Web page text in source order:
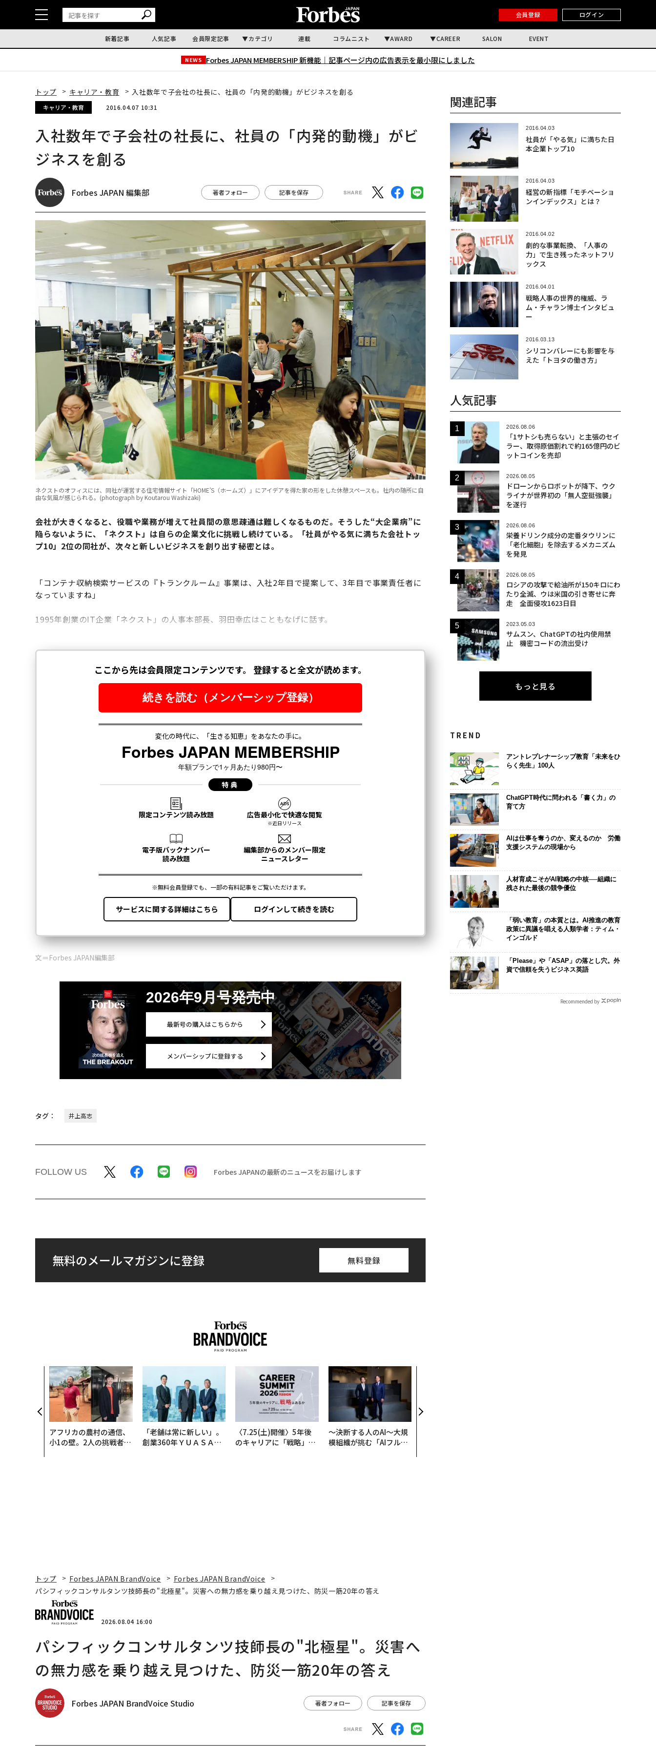
会員登録 ログイン
新着記事 人気記事 会員限定記事 カテゴリ 連載 コラムニスト AWARD CAREER SALON EVENT
NEWS Forbes JAPAN MEMBERSHIP 新機能｜ 記事ページ内の広告表示を最小限にしました
トップ キャリア・教育 入社数年で子会社の社長に、社員の「内発的動機」がビジネスを創る
キャリア・教育 2016.04.07 10:31
入社数年で子会社の社長に、社員の「内発的動機」がビ
ジネスを創る
Forbes JAPAN 編集部 著者フォロー 記事を保存
ネクストのオフィスには、同社が運営する住宅情報サイト「HOME’S（ホームズ）」にアイデアを得た家の形をした休憩スペースも。社内の随所に自
由な気風が感じられる。(photograph by Koutarou Washizaki)
会社が大きくなると、役職や業務が増えて社員間の意思疎通は難しくなるものだ。そうした“大企業病”に
陥らないように、「ネクスト」は自らの企業文化に挑戦し続けている。「社員がやる気に満ちた会社トッ
プ10」 2位の同社が、次々と新しいビジネスを創り出す秘密とは。
「コンテナ収納検索サービスの『トランクルーム』事業は、入社2年目で提案して、3年目で事業責任者に
なっていますね」
1995年創業のIT企業「ネクスト」の人事本部長、羽田幸広はこともなげに話す。
文＝Forbes JAPAN編集部
2026年9月号発売中
最新号の購入はこちらから
メンバーシップに登録する
タグ： 井上高志
FOLLOW US Forbes JAPANの最新のニュースをお届けします
無料のメールマガジンに登録 無料登録
アフリカの農村の通信、
小1の壁。2人の挑戦者が
「老舗は常に新しい」。
創業360年ＹＵＡＳＡと
〈7.25(土)開催〉5年後
のキャリアに「戦略」は
〜決断する人のAI〜大規
模組織が挑む「AIフル実
関連記事
2016.04.03
社員が「やる気」に満ちた日
本企業トップ10
2016.04.03
経営の新指標「モチベーショ
ンインデックス」とは？
2016.04.02
劇的な事業転換、「人事の
力」で生き残ったネットフリ
ックス
2016.04.01
戦略人事の世界的権威、ラ
ム・チャラン博士インタビュ
ー
2016.03.13
シリコンバレーにも影響を与
えた「トヨタの働き方」
人気記事
2026.08.06
「1サトシも売らない」と主張のセイ
ラー、取得原価割れで約165億円のビ
ットコインを売却
2026.08.05
ドローンからロボットが降下、ウク
ライナが世界初の「無人空挺強襲」
を遂行
2026.08.06
栄養ドリンク成分の定番タウリンに
「老化細胞」を除去するメカニズム
を発見
2026.08.05
ロシアの攻撃で給油所が150キロにわ
たり全滅、ウは米国の引き寄せに奔
走 全面侵攻1623日目
2023.05.03
サムスン、ChatGPTの社内使用禁
止 機密コードの流出受け
もっと見る
TREND
アントレプレナーシップ教育「未来をひ
らく先生」100人
ChatGPT時代に問われる「書く力」の
育て方
AIは仕事を奪うのか、変えるのか 労働
支援システムの現場から
人材育成こそがAI戦略の中核──組織に
残された最後の競争優位
「弱い教育」の本質とは。AI推進の教育
政策に異議を唱える人類学者：ティム・
インゴルド
「Please」や「ASAP」の落とし穴。外
資で信頼を失うビジネス英語
Recommended by
トップ Forbes JAPAN BrandVoice
Forbes JAPAN BrandVoice
パシフィックコンサルタンツ技師長の"北極星"。災害への無力感を乗り越え見つけた、防災一筋20年の答え
2026.08.04 16:00
パシフィックコンサルタンツ技師長の"北極星"。災害へ
の無力感を乗り越え見つけた、防災一筋20年の答え
Forbes JAPAN BrandVoice Studio 著者フォロー 記事を保存